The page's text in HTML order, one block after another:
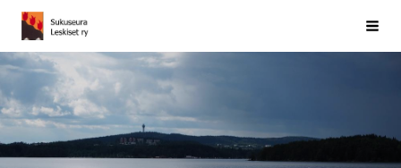
Siirry
sivun
sisältöön
Sukuseura Leskiset ry